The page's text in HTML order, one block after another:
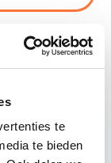
te
te bieden
di 15 sep